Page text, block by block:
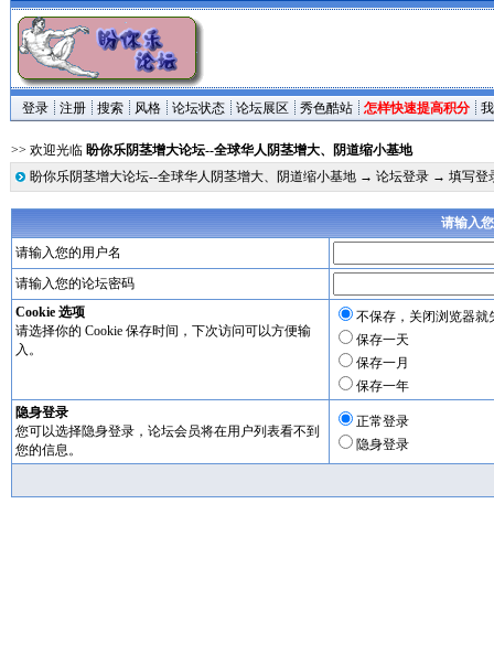
登录 注册 搜索 风格 论坛状态 论坛展区 秀色酷站 怎样快速提高积分
>> 欢迎光临 盼你乐阴茎增大论坛--全球华人阴茎增大、阴道缩小基地
盼你乐阴茎增大论坛--全球华人阴茎增大、阴道缩小基地→ 论坛登录→ 填写登
请输入
请输入您的用户名
请输入您的论坛密码
Cookie 选项
请选择你的 Cookie 保存时间，下次访问可以方便输
入。
不保存，关闭浏览器就
保存一天
保存一月
保存一年
隐身登录
您可以选择隐身登录，论坛会员将在用户列表看不到
您的信息。
正常登录
隐身登录